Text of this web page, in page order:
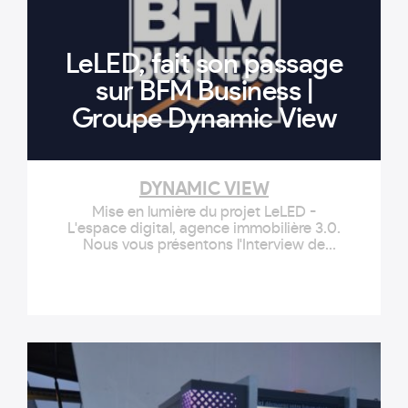
LeLED, fait son passage
sur BFM Business |
Groupe Dynamic View
DYNAMIC VIEW
Mise en lumière du projet LeLED -
L'espace digital, agence immobilière 3.0.
Nous vous présentons l'Interview de